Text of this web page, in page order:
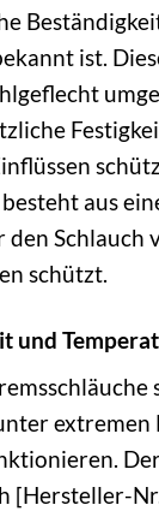
ist.
aus
den Schlauch
schützt.
und
extremen
[Hersteller-